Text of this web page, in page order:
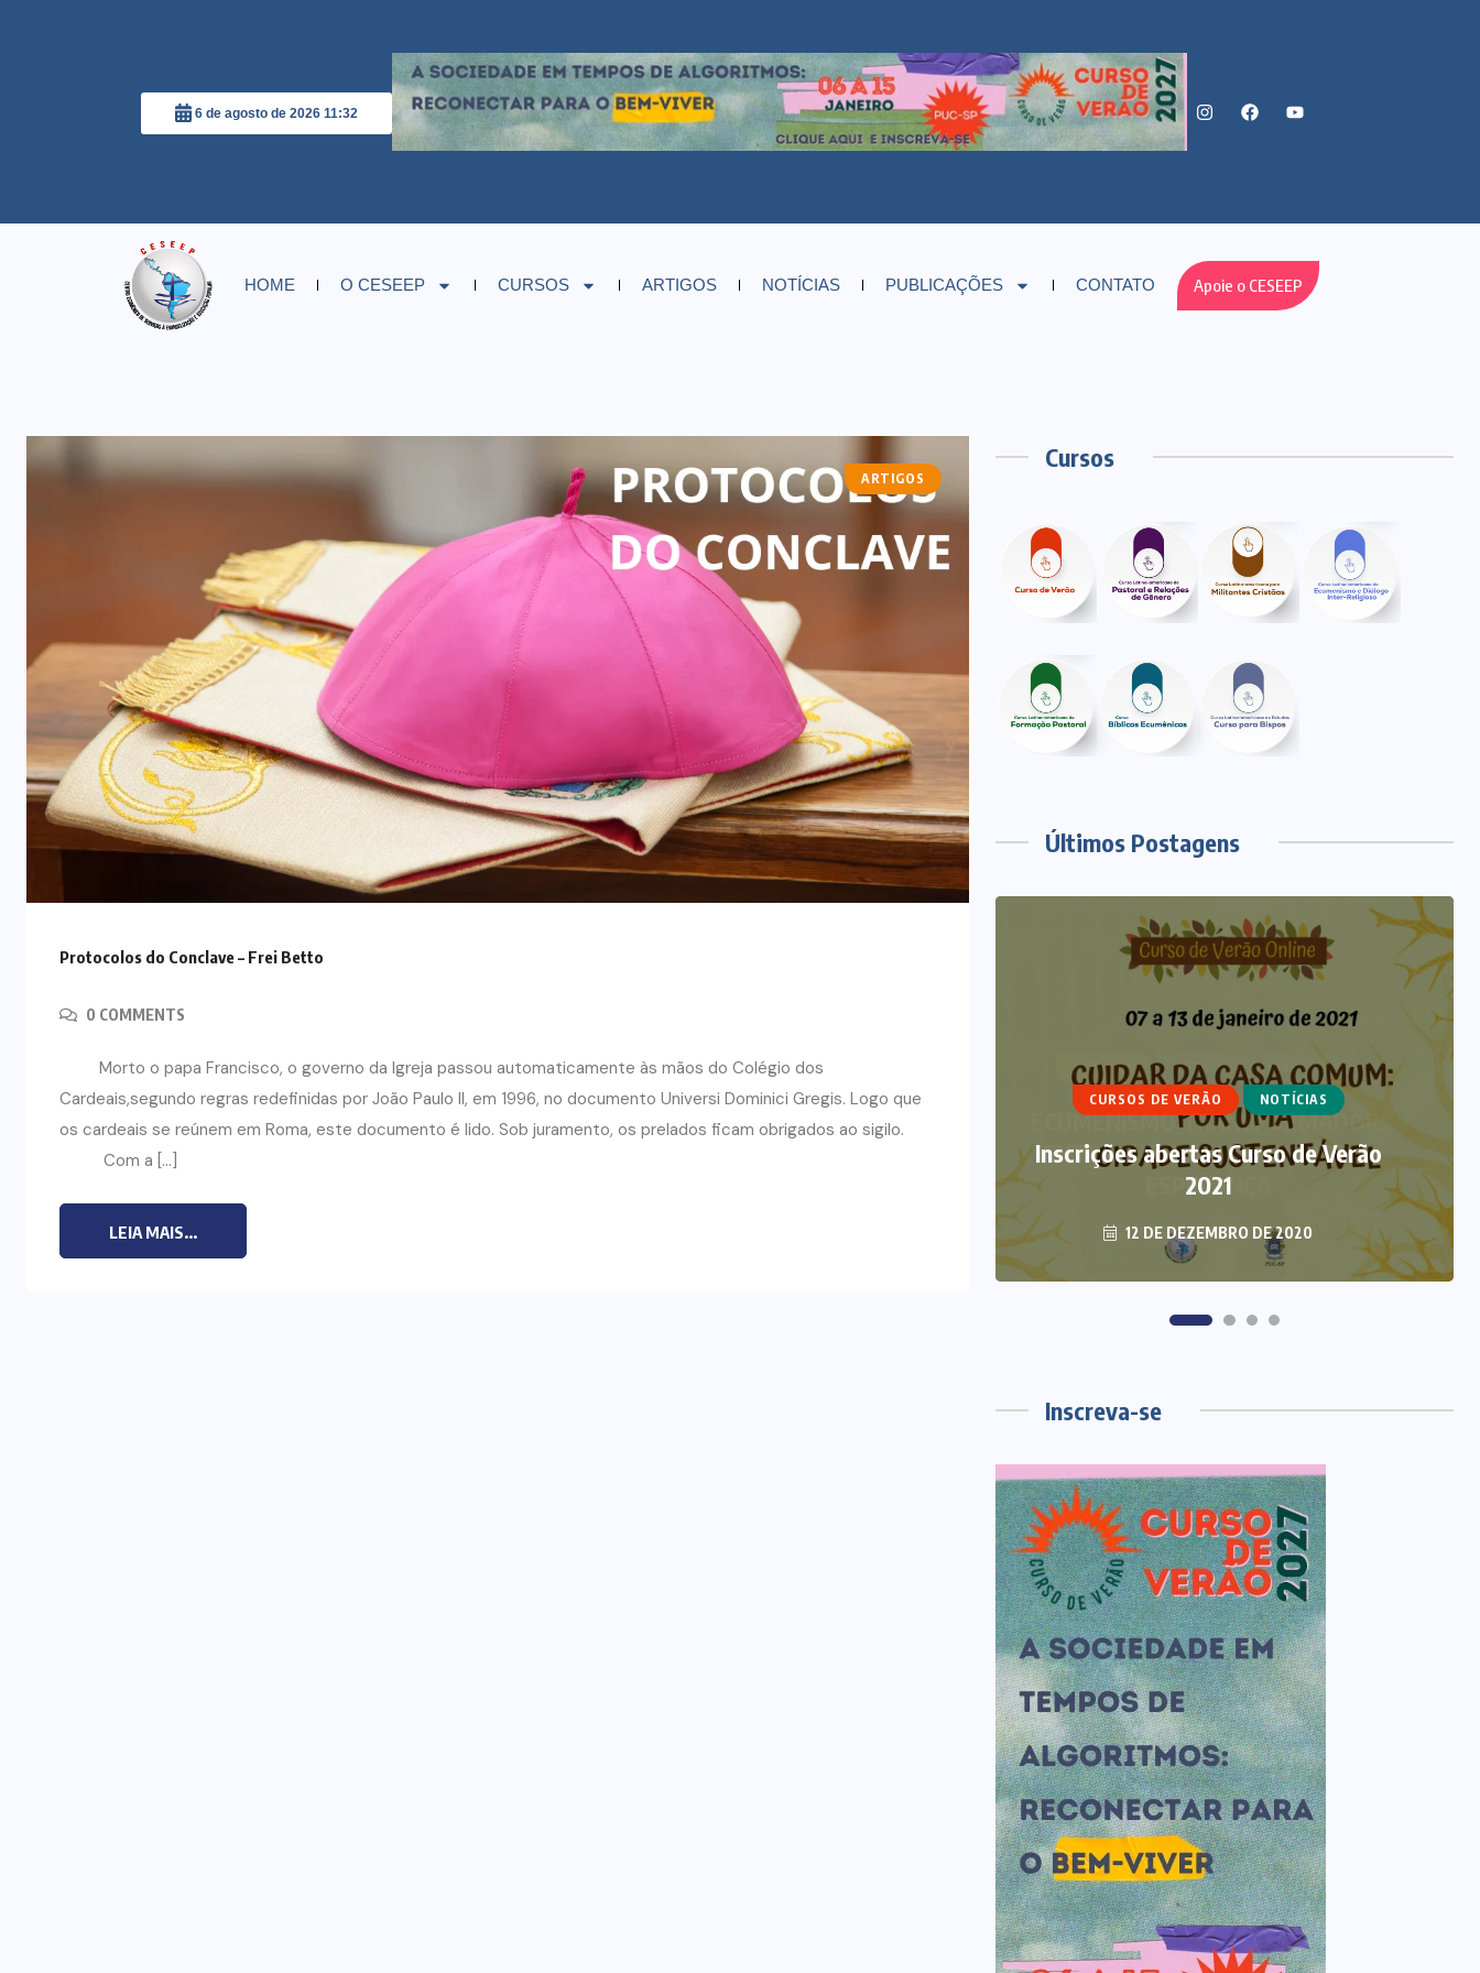
6 de agosto de 2026 11:32
HOME O CESEEP CURSOS ARTIGOS NOTÍCIAS PUBLICAÇÕES CONTATO Apoie o CESEEP
ARTIGOS
Protocolos do Conclave – Frei Betto
0 COMMENTS
Morto o papa Francisco, o governo da Igreja passou automaticamente às mãos do Colégio dos
Cardeais,segundo regras redefinidas por João Paulo II, em 1996, no documento Universi Dominici Gregis. Logo que
os cardeais se reúnem em Roma, este documento é lido. Sob juramento, os prelados ficam obrigados ao sigilo.
Com a […]
LEIA MAIS...
Cursos
Últimos Postagens
O ECUMENISMO
TRANSFORMADOR NASCE
DENTRO DE NÓS – PRISCILLA DOS
CURSOS DE VERÃO NOTÍCIAS
Inscrições abertas Curso de Verão
2021
12 DE DEZEMBRO DE 2020
ARTIGOS CURSO DE ECUMENISMO
ECUMENISMO TRANSFORMADOR:
ENTRE A TERRA, OS POVOS E A
ESPERANÇA
6 DE AGOSTO DE 2026
Inscreva-se